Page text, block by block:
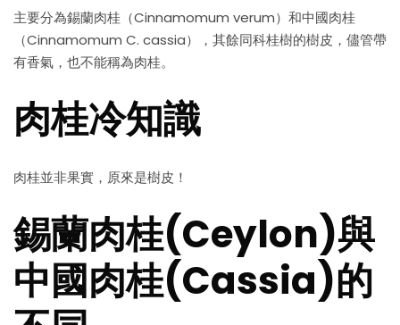
主要分為錫蘭肉桂（Cinnamomum verum）和中國肉桂
（Cinnamomum C. cassia），其餘同科桂樹的樹皮，儘管帶
有香氣，也不能稱為肉桂。
肉桂冷知識
肉桂並非果實，原來是樹皮！
錫蘭肉桂(Ceylon)與
中國肉桂(Cassia)的